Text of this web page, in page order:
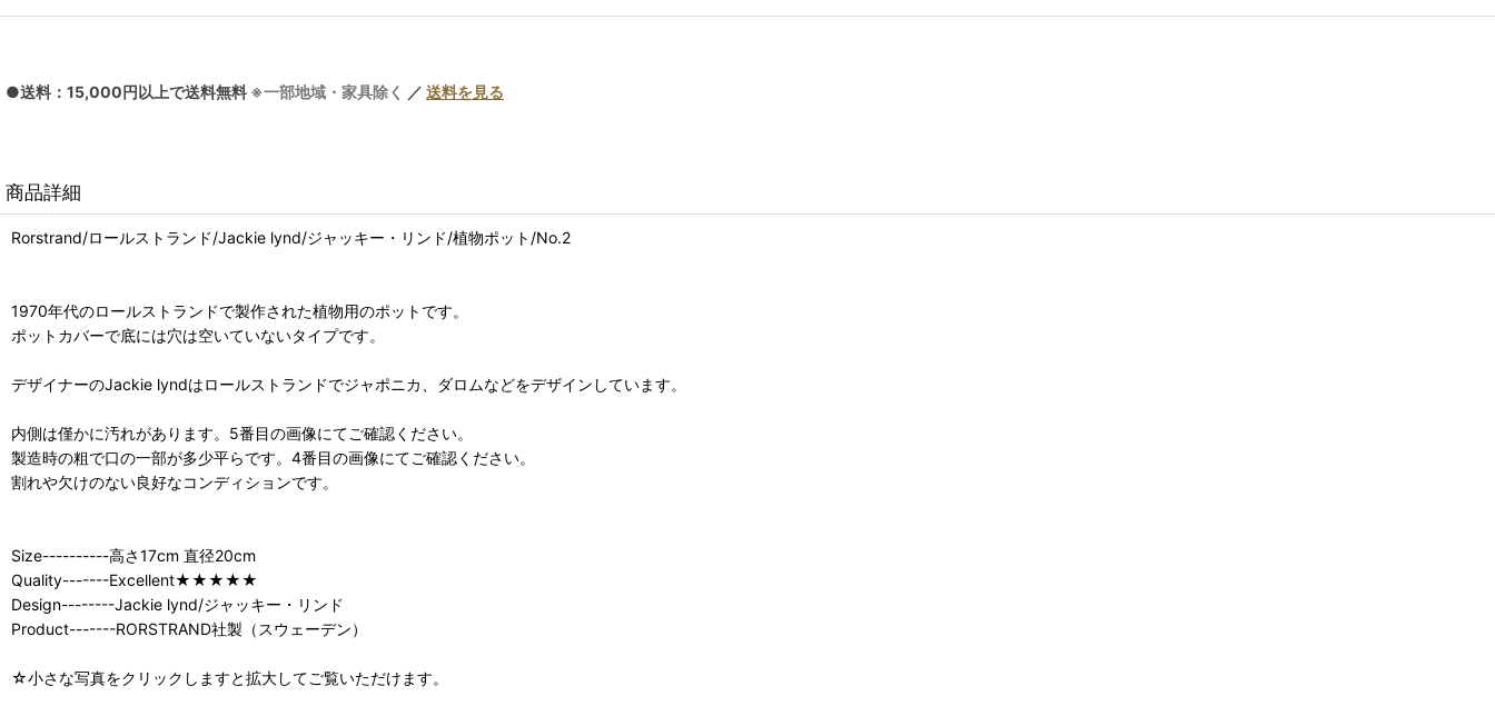
●送料：15,000円以上で送料無料 ※一部地域・家具除く ／ 送料を見る
商品詳細
Rorstrand/ロールストランド/Jackie lynd/ジャッキー・リンド/植物ポット/No.2
1970年代のロールストランドで製作された植物用のポットです。
ポットカバーで底には穴は空いていないタイプです。
デザイナーのJackie lyndはロールストランドでジャポニカ、ダロムなどをデザインしています。
内側は僅かに汚れがあります。5番目の画像にてご確認ください。
製造時の粗で口の一部が多少平らです。4番目の画像にてご確認ください。
割れや欠けのない良好なコンディションです。
Size----------高さ17cm 直径20cm
Quality-------Excellent★★★★★
Design--------Jackie lynd/ジャッキー・リンド
Product-------RORSTRAND社製（スウェーデン）
☆小さな写真をクリックしますと拡大してご覧いただけます。